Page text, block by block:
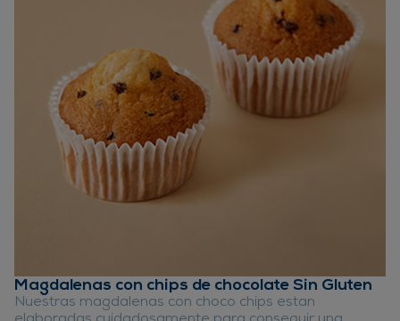
Magdalenas con chips de chocolate Sin Gluten
Nuestras magdalenas con choco chips estan